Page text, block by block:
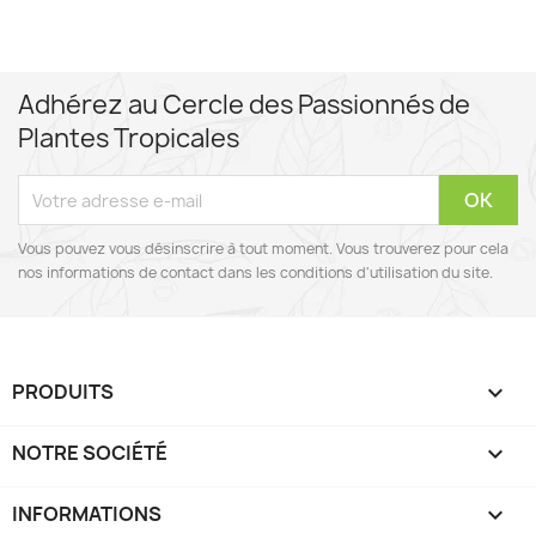
Adhérez au Cercle des Passionnés de
Plantes Tropicales
Vous pouvez vous désinscrire à tout moment. Vous trouverez pour cela
nos informations de contact dans les conditions d'utilisation du site.
PRODUITS 
NOTRE SOCIÉTÉ 
INFORMATIONS keyboard_arrow_down